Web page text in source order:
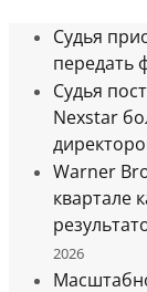
Судья
передать
Судья
Nexstar
Warner
квартале
2026